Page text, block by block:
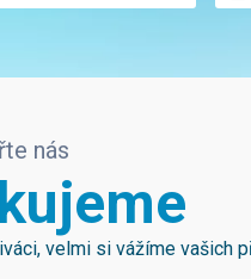
nás
velmi si vážíme vašich